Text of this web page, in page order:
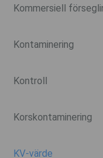
Kommersiell
Kontaminering
Kontroll
Korskontaminering
KV-värde